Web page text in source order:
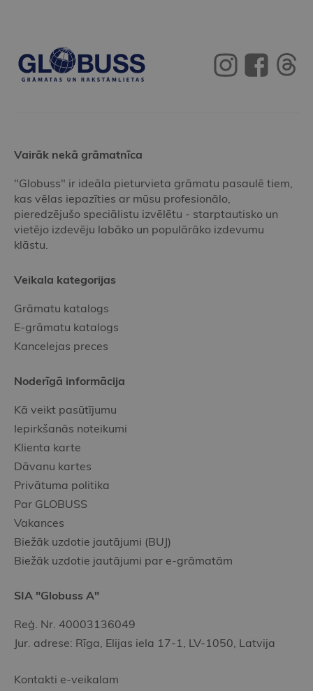
Vairāk nekā grāmatnīca
"Globuss" ir ideāla pieturvieta grāmatu pasaulē tiem,
kas vēlas iepazīties ar mūsu profesionālo,
pieredzējušo speciālistu izvēlētu - starptautisko un
vietējo izdevēju labāko un populārāko izdevumu
klāstu.
Veikala kategorijas
Grāmatu katalogs
E-grāmatu katalogs
Kancelejas preces
Noderīgā informācija
Kā veikt pasūtījumu
Iepirkšanās noteikumi
Klienta karte
Dāvanu kartes
Privātuma politika
Par GLOBUSS
Vakances
Biežāk uzdotie jautājumi (BUJ)
Biežāk uzdotie jautājumi par e-grāmatām
SIA "Globuss A"
Reģ. Nr. 40003136049
Jur. adrese: Rīga, Elijas iela 17-1, LV-1050, Latvija
Kontakti e-veikalam